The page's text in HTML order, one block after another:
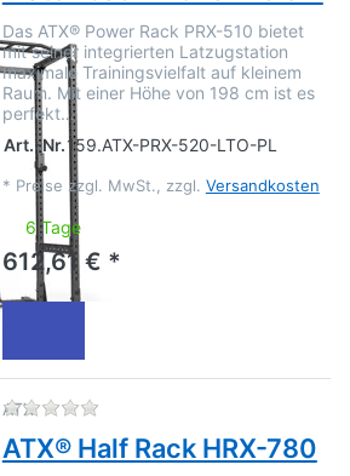
Das ATX® Power Rack PRX-510 bietet
mit seiner integrierten Latzugstation
maximale Trainingsvielfalt auf kleinem
Raum. Mit einer Höhe von 198 cm ist es
perfekt…
Art.-Nr.159.ATX-PRX-520-LTO-PL
* Preise zzgl. MwSt., zzgl. Versandkosten
6 Tage
612,61 € *
ATX Zu diesem Produkt liegen
ATX® Half Rack HRX-780